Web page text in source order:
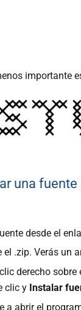
importante
una fuente
desde el
el .zip. Verás un
derecho sobre
clic y Instalar
a abrir el